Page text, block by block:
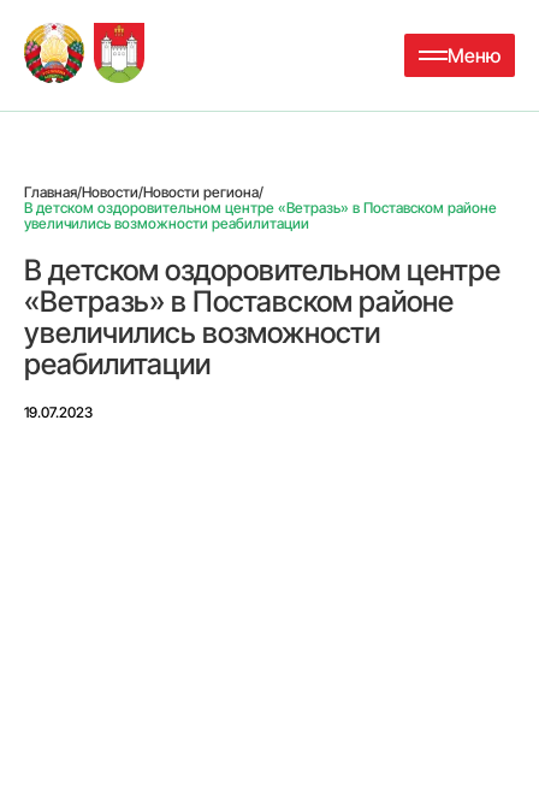
Меню
Главная/Новости/Новости региона/
В детском оздоровительном центре «Ветразь» в Поставском районе
увеличились возможности реабилитации
В детском оздоровительном центре
«Ветразь» в Поставском районе
увеличились возможности
реабилитации
19.07.2023